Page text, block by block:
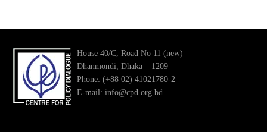
House 40/C, Road No 11 (new)
Dhanmondi, Dhaka – 1209
Phone: (+88 02) 41021780-2
E-mail: info@cpd.org.bd